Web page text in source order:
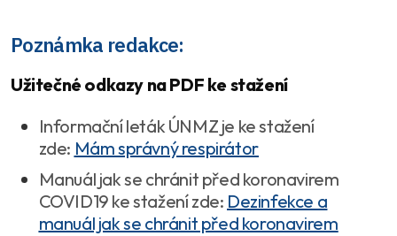
Poznámka redakce:
Užitečné odkazy na PDF ke stažení
Informační leták ÚNMZ je ke stažení
zde: Mám správný respirátor
Manuál jak se chránit před koronavirem
COVID19 ke stažení zde: Dezinfekce a
manuál jak se chránit před koronavirem